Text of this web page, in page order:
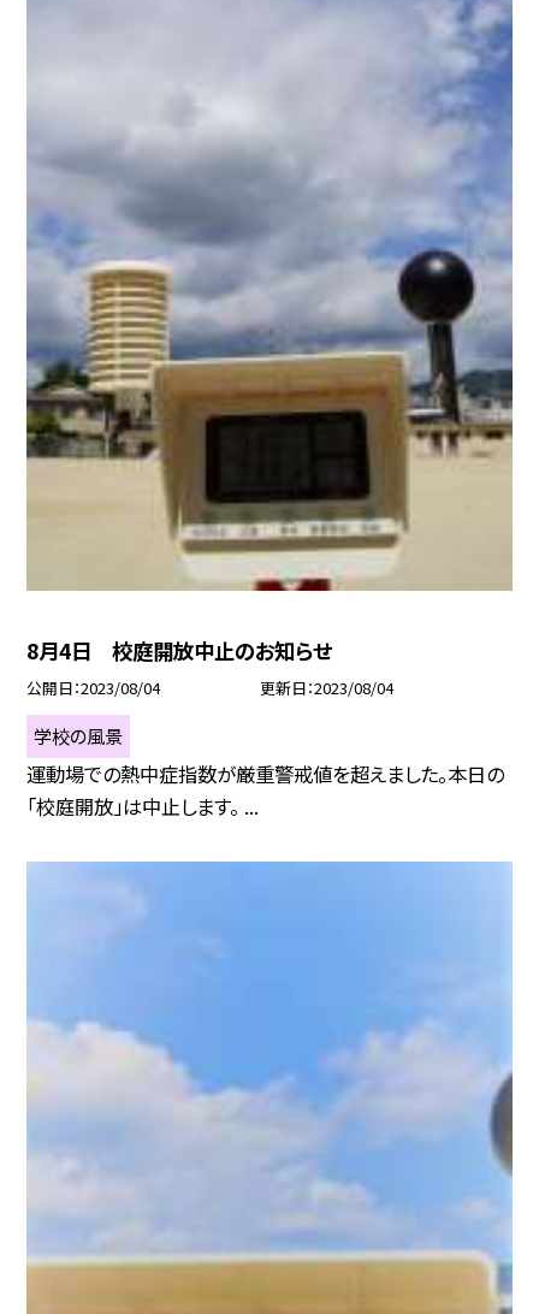
8月4日 校庭開放中止のお知らせ
公開日 2023/08/04 更新日 2023/08/04
学校の風景
運動場での熱中症指数が厳重警戒値を超えました。本日の
「校庭開放」は中止します。 ...